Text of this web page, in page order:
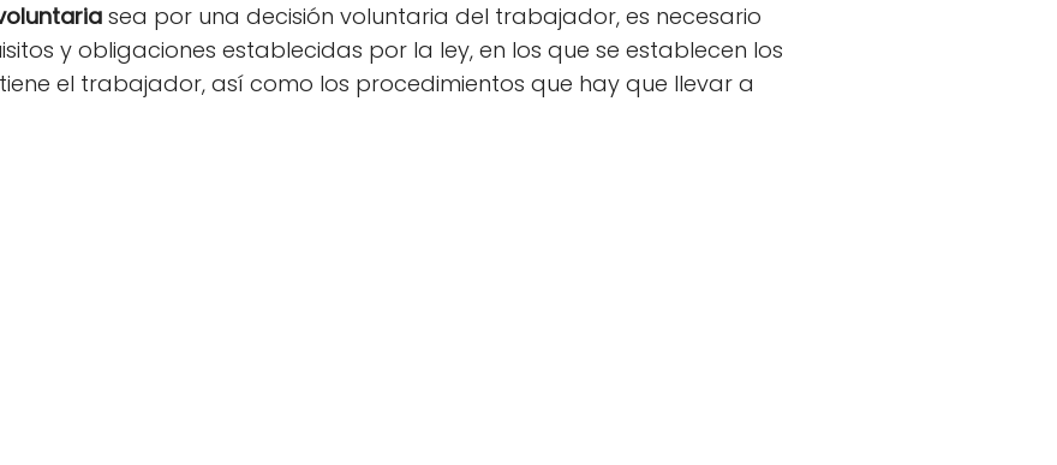
sea por una decisión voluntaria del trabajador, es necesario
y obligaciones establecidas por la ley, en los que se establecen los
el trabajador, así como los procedimientos que hay que llevar a